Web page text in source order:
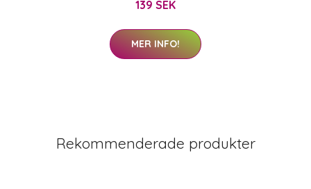
139 SEK
MER INFO!
Rekommenderade produkter